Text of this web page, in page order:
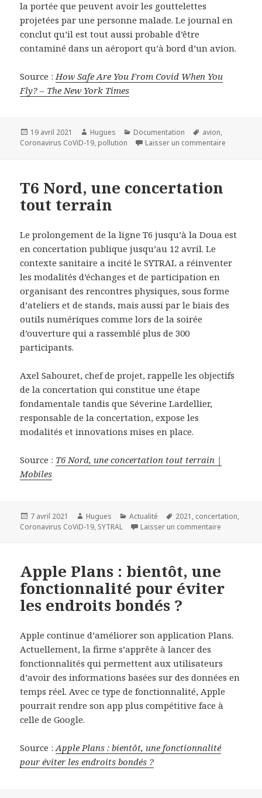
la portée que peuvent avoir les gouttelettes
projetées par une personne malade. Le journal en
conclut qu’il est tout aussi probable d’être
contaminé dans un aéroport qu’à bord d’un avion.
Source : How Safe Are You From Covid When You
Fly? – The New York Times
Publié
le
19 avril 2021 Auteur
Hugues Catégories
Documentation
Mots-
clés
avion,
Coronavirus CoViD-19, pollution Laisser un commentaire
T6 Nord, une concertation
tout terrain
Le prolongement de la ligne T6 jusqu’à la Doua est
en concertation publique jusqu’au 12 avril. Le
contexte sanitaire a incité le SYTRAL a réinventer
les modalités d’échanges et de participation en
organisant des rencontres physiques, sous forme
d’ateliers et de stands, mais aussi par le biais des
outils numériques comme lors de la soirée
d’ouverture qui a rassemblé plus de 300
participants.
Axel Sabouret, chef de projet, rappelle les objectifs
de la concertation qui constitue une étape
fondamentale tandis que Séverine Lardellier,
responsable de la concertation, expose les
modalités et innovations mises en place.
Source : T6 Nord, une concertation tout terrain |
Mobiles
Publié
le
7 avril 2021 Auteur
Hugues Catégories
Actualité
Mots-
clés
2021 , concertation,
Coronavirus CoViD-19, SYTRAL Laisser un commentaire
Apple Plans : bientôt, une
fonctionnalité pour éviter
les endroits bondés ?
Apple continue d’améliorer son application Plans.
Actuellement, la firme s’apprête à lancer des
fonctionnalités qui permettent aux utilisateurs
d’avoir des informations basées sur des données en
temps réel. Avec ce type de fonctionnalité, Apple
pourrait rendre son app plus compétitive face à
celle de Google.
Source :Apple Plans : bientôt, une fonctionnalité
pour éviter les endroits bondés ?